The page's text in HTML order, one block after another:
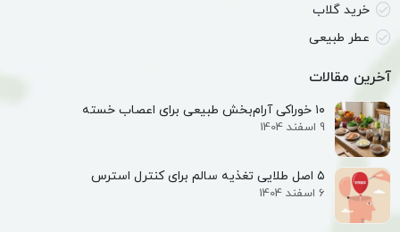
خرید گلاب
عطر طبیعی
آخرین مقالات
۱۰ خوراکی آرام‌بخش طبیعی برای اعصاب خسته
9 اسفند 1404
۵ اصل طلایی تغذیه سالم برای کنترل استرس
6 اسفند 1404